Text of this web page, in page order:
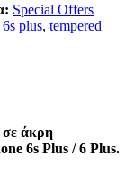
Special Offers
plus, tempered
σε άκρη
6s Plus / 6 Plus.